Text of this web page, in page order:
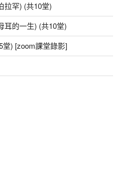
拉罕) (共10堂)
耳的一生) (共10堂)
) [zoom課堂錄影]